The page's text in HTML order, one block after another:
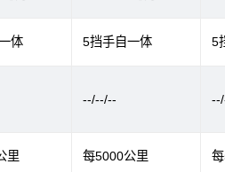
体 5挡手自一体 5
--/--/--
里 每5000公里